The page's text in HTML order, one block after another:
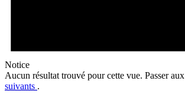
Notice
Aucun résultat trouvé pour cette vue. Passer aux
suivants .